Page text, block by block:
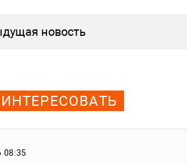
новость
08:35